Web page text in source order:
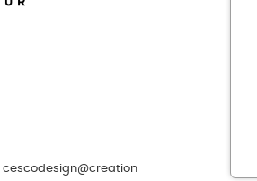
cescodesign@creation